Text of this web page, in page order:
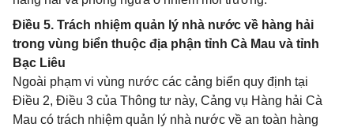
Điều 5. Trách nhiệm quản lý nhà nước về hàng hải
trong vùng biển thuộc địa phận tỉnh Cà Mau và tỉnh
Bạc Liêu
Ngoài phạm vi vùng nước các cảng biển quy định tại
Điều 2, Điều 3 của Thông tư này, Cảng vụ Hàng hải Cà
Mau có trách nhiệm quản lý nhà nước về an toàn hàng